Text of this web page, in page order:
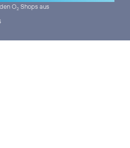
O2 Shops aus